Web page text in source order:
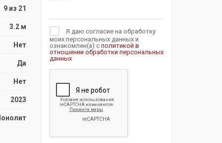
9 из 21
3.2 м
Нет
Да
Нет
2023
Я даю согласие на обработку
моих персональных данных и
ознакомлен(а) с политикой в
отношении обработки персональных
данных